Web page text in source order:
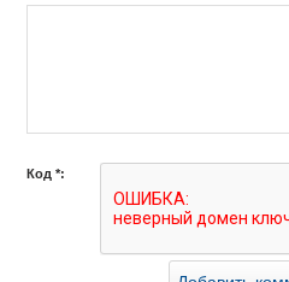
Код *: